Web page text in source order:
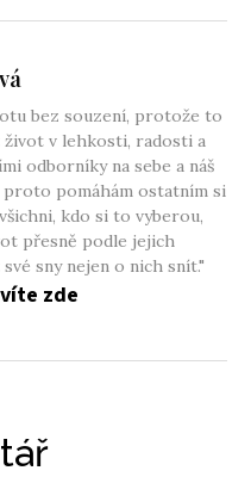
bez souzení, protože to
život v lehkosti, radosti a
odborníky na sebe a náš
proto pomáhám ostatním si
kdo si to vyberou,
přesně podle jejich
sny nejen o nich snít."
zde